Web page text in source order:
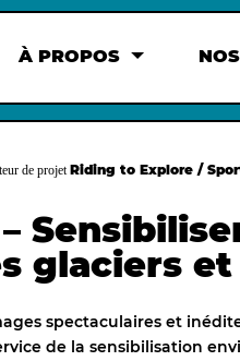
À PROPOS
de projetRiding to Explore /
glaciers
spectaculaires et
de la sensibilisation